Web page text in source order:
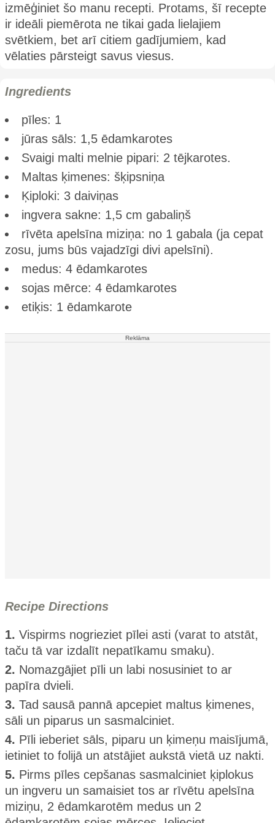
izmēģiniet šo manu recepti. Protams, šī recepte
ir ideāli piemērota ne tikai gada lielajiem
svētkiem, bet arī citiem gadījumiem, kad
vēlaties pārsteigt savus viesus.
Ingredients
pīles: 1
jūras sāls: 1,5 ēdamkarotes
Svaigi malti melnie pipari: 2 tējkarotes.
Maltas ķimenes: šķipsniņa
Ķiploki: 3 daiviņas
ingvera sakne: 1,5 cm gabaliņš
rīvēta apelsīna miziņa: no 1 gabala (ja cepat
zosu, jums būs vajadzīgi divi apelsīni).
medus: 4 ēdamkarotes
sojas mērce: 4 ēdamkarotes
etiķis: 1 ēdamkarote
Reklāma
Recipe Directions
1. Vispirms nogrieziet pīlei asti (varat to atstāt,
taču tā var izdalīt nepatīkamu smaku).
2. Nomazgājiet pīli un labi nosusiniet to ar
papīra dvieli.
3. Tad sausā pannā apcepiet maltus ķimenes,
sāli un piparus un sasmalciniet.
4. Pīli ieberiet sāls, piparu un ķimeņu maisījumā,
ietiniet to folijā un atstājiet aukstā vietā uz nakti.
5. Pirms pīles cepšanas sasmalciniet ķiplokus
un ingveru un samaisiet tos ar rīvētu apelsīna
miziņu, 2 ēdamkarotēm medus un 2